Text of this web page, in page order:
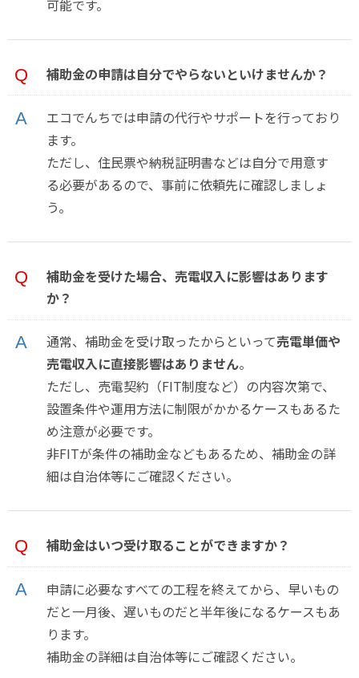
可能です。
補助金の申請は自分でやらないといけませんか？
エコでんちでは申請の代行やサポートを行っており
ます。
ただし、住民票や納税証明書などは自分で用意す
る必要があるので、事前に依頼先に確認しましょ
う。
補助金を受けた場合、売電収入に影響はあります
か？
通常、補助金を受け取ったからといって売電単価や
売電収入に直接影響はありません。
ただし、売電契約（FIT制度など）の内容次第で、
設置条件や運用方法に制限がかかるケースもあるた
め注意が必要です。
非FITが条件の補助金などもあるため、補助金の詳
細は自治体等にご確認ください。
補助金はいつ受け取ることができますか？
申請に必要なすべての工程を終えてから、早いもの
だと一月後、遅いものだと半年後になるケースもあ
ります。
補助金の詳細は自治体等にご確認ください。